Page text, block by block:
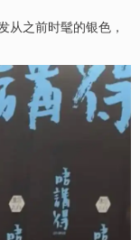
从之前时髦的银色，